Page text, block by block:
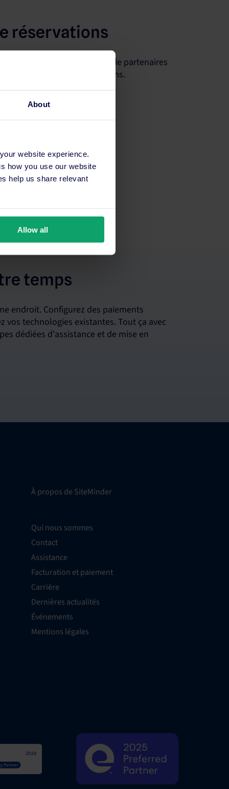
About
website experience.
how you use our website
help us share relevant
Allow all
réservations
avec le plus grand nombre de partenaires
visibilité et vos réservations.
temps
endroit. Configurez des paiements
vos technologies existantes. Tout ça avec
dédiées d'assistance et de mise en
À propos de SiteMinder
Qui nous sommes
Contact
Assistance
Facturation et paiement
Carrière
Dernières actualités
Événements
Mentions légales